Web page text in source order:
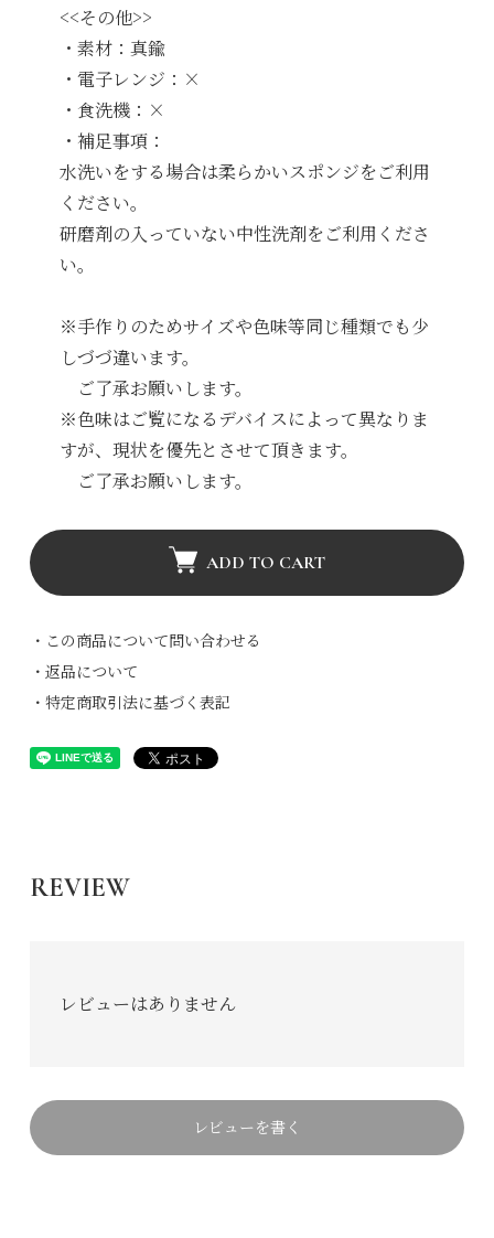
<<その他>>
・素材：真鍮
・電子レンジ：×
・食洗機：×
・補足事項：
水洗いをする場合は柔らかいスポンジをご利用
ください。
研磨剤の入っていない中性洗剤をご利用くださ
い。
※手作りのためサイズや色味等同じ種類でも少
しづづ違います。
ご了承お願いします。
※色味はご覧になるデバイスによって異なりま
すが、現状を優先とさせて頂きます。
ご了承お願いします。
ADD TO CART
・この商品について問い合わせる
・返品について
・特定商取引法に基づく表記
REVIEW
レビューはありません
レビューを書く